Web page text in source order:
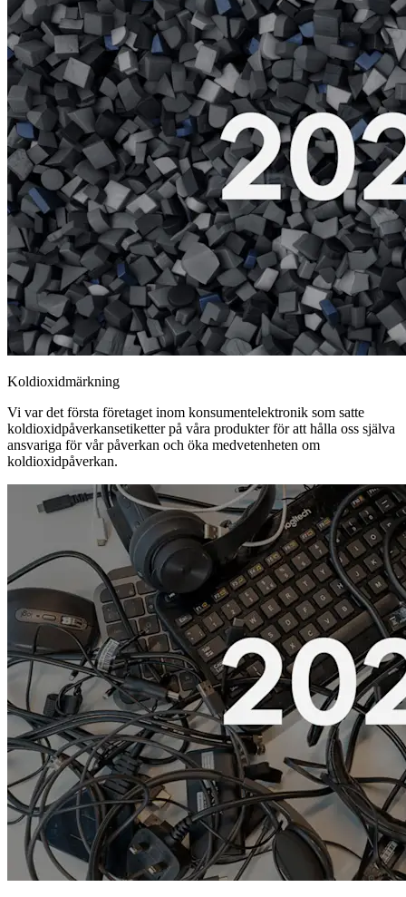
Koldioxidmärkning
Vi var det första företaget inom konsumentelektronik som satte
koldioxidpåverkansetiketter på våra produkter för att hålla oss själva
ansvariga för vår påverkan och öka medvetenheten om
koldioxidpåverkan.